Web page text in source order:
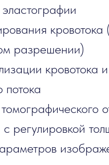
кровотока
разрешении)
кровотока
потока
регулировкой